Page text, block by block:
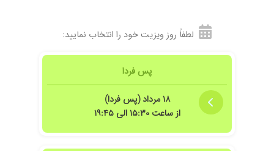
لطفاً روز ویزیت خود را انتخاب نمایید:
پس فردا
۱۸ مرداد (پس فردا)
از ساعت ۱۵:۳۰ الی ۱۹:۴۵